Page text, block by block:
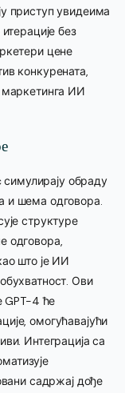
приступ увидеима
без
цене
конкурената,
маркетинга ИИ
симулирају обраду
и шема одговора.
структуре
одговора,
што је ИИ
Ови
GPT-4 ће
омогућавајући
Интеграција са
садржај дође